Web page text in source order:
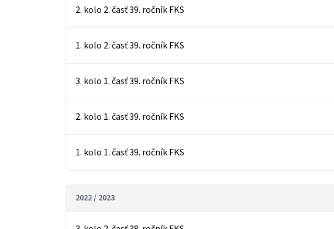
2. kolo 2. časť 39. ročník FKS
1. kolo 2. časť 39. ročník FKS
3. kolo 1. časť 39. ročník FKS
2. kolo 1. časť 39. ročník FKS
1. kolo 1. časť 39. ročník FKS
2022 / 2023